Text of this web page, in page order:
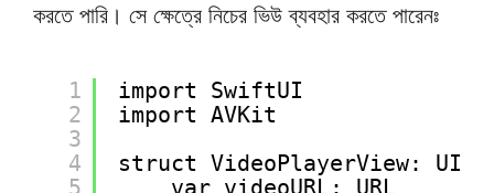
করতে পারি। সে ক্ষেত্রে নিচের ভিউ ব্যবহার করতে পারেনঃ
1
2
3
4
5
import SwiftUI
import AVKit
struct VideoPlayerView:
var videoURL: URL